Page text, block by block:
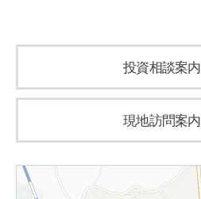
投資相談案内
現地訪問案内